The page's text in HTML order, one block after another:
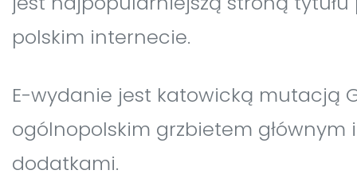
polskim internecie.
E-wydanie jest katowicką mutacją
ogólnopolskim grzbietem głównym
dodatkami.